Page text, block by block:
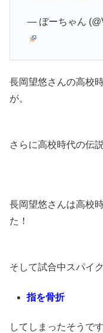
— ぼーちゃん
長岡望悠さんの高校
が。
さらに高校時代の伝
長岡望悠さんは高校
た！
そして試合中スパイ
指を骨折
してしまったそうです